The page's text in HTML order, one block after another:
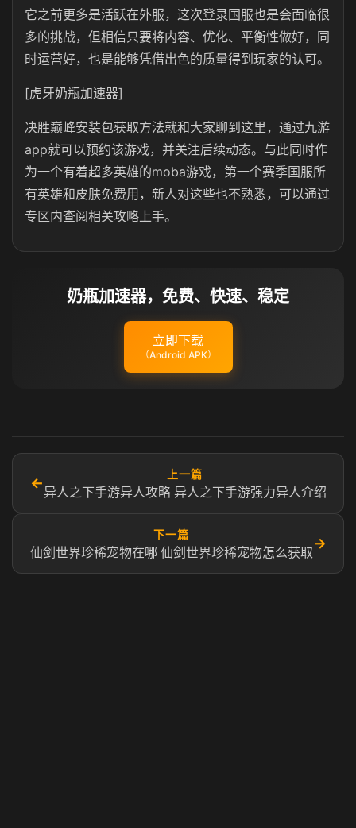
它之前更多是活跃在外服，这次登录国服也是会面临很
多的挑战，但相信只要将内容、优化、平衡性做好，同
时运营好，也是能够凭借出色的质量得到玩家的认可。
[虎牙奶瓶加速器]
决胜巅峰安装包获取方法就和大家聊到这里，通过九游
app就可以预约该游戏，并关注后续动态。与此同时作
为一个有着超多英雄的moba游戏，第一个赛季国服所
有英雄和皮肤免费用，新人对这些也不熟悉，可以通过
专区内查阅相关攻略上手。
奶瓶加速器，免费、快速、稳定
立即下载
（Android APK）
←
上一篇
异人之下手游异人攻略 异人之下手游强力异人介绍
下一篇
仙剑世界珍稀宠物在哪 仙剑世界珍稀宠物怎么获取
→